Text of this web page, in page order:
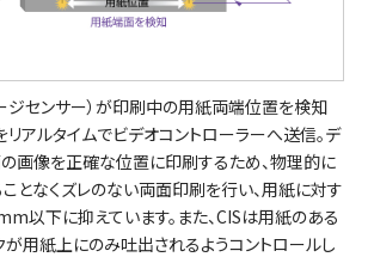
ジセンサー）が印刷中の用紙両端位置を検知
リアルタイムでビデオコントローラーへ送信。デ
画像を正確な位置に印刷するため、物理的に
となくズレのない両面印刷を行い、用紙に対す
以下に抑えています。また、CISは用紙のある
が用紙上にのみ吐出されるようコントロールし